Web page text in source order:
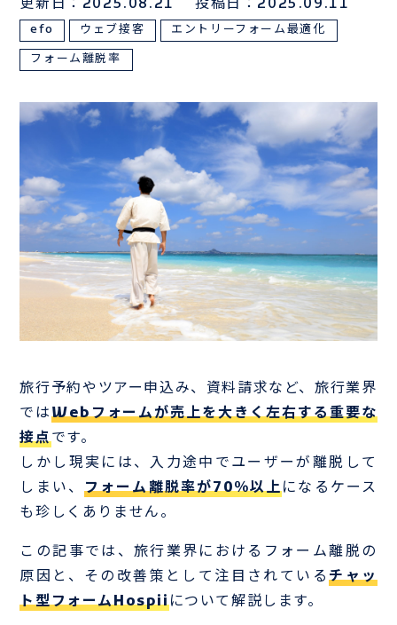
サンプルは
お電話でのお問い合わせはこちら
03-3839-0888
更新日：2025.08.21投稿日：2025.09.11
efo ウェブ接客
エントリーフォーム最適化
フォーム離脱率
旅行予約やツアー申込み、資料請求など、旅行業界
ではWebフォームが売上を大きく左右する重要な
接点です。
しかし現実には、入力途中でユーザーが離脱して
しまい、フォーム離脱率が70％以上になるケース
も珍しくありません。
この記事では、旅行業界におけるフォーム離脱の
原因と、その改善策として注目されているチャッ
ト型フォームHospiiについて解説します。